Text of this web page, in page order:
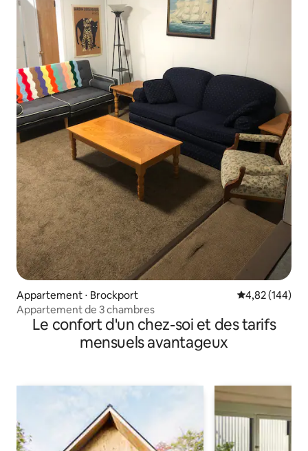
Appartement ⋅ Brockport Évaluation
4,82 (144)
Appartement de 3 chambres
Le confort d'un chez-soi et des tarifs
mensuels avantageux